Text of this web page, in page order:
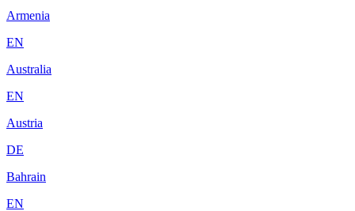
Armenia
EN
Australia
EN
Austria
DE
Bahrain
EN